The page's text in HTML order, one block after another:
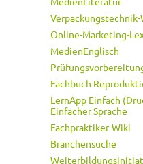
Verpackungstechnik-
Online-Marketing-
MedienEnglisch
Fachbuch
LernApp Einfach
Einfacher Sprache
Fachpraktiker-Wiki
Branchensuche